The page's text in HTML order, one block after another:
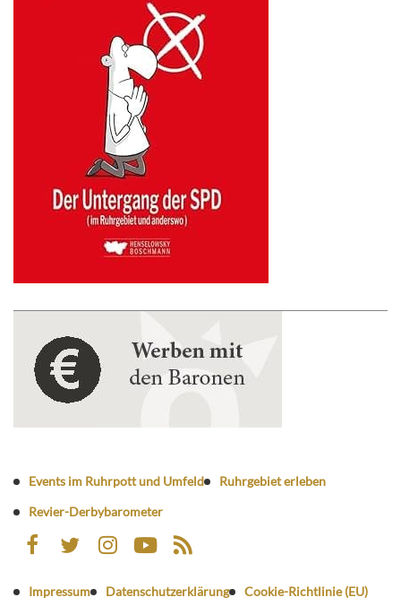
Events im Ruhrpott und Umfeld
Ruhrgebiet erleben
Revier-Derbybarometer
Impressum Datenschutzerklärung Cookie-Richtlinie (EU)